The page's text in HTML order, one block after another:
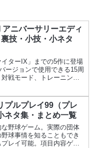
ニバーサリーエディ
技・小技・小ネタ
ターIX」までの5作に登場
ージョンで使用できる15周
戦モード、トレーニング
プルプレイ99（プレ
ネタ集・まとめ一覧
野球ゲーム。実際の団体
球事情を知ることもでき
レイ可能。項目内容ゲー